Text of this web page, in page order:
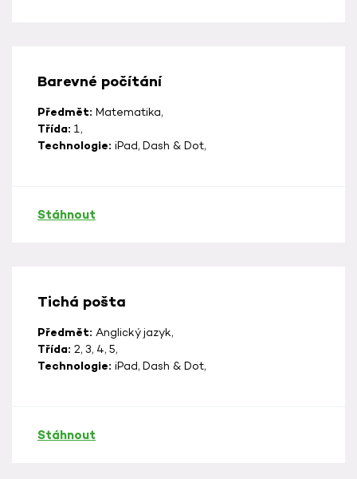
Barevné počítání
Předmět: Matematika,
Třída: 1,
Technologie: iPad, Dash & Dot,
Stáhnout
Tichá pošta
Předmět: Anglický jazyk,
Třída: 2, 3, 4, 5,
Technologie: iPad, Dash & Dot,
Stáhnout